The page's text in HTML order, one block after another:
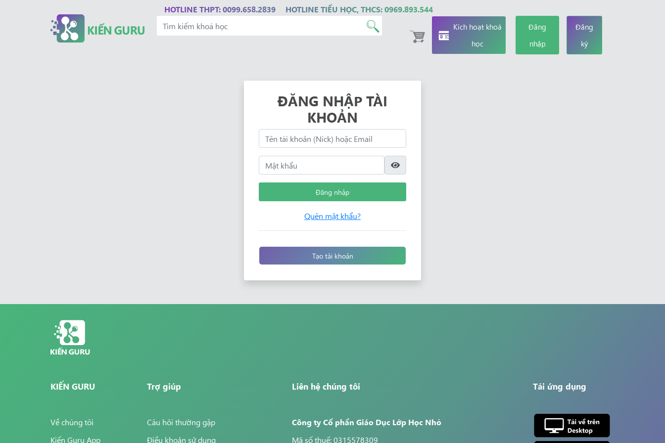
HOTLINE THPT: 0099.658.2839 HOTLINE TIỂU HỌC, THCS: 0969.893.544
Kích hoạt khoá
học
Đăng
nhập
Đăng
ký
ĐĂNG NHẬP TÀI
KHOẢN
Đăng nhập
Quên mật khẩu?
Tạo tài khoản
KIẾN GURU
Về chúng tôi
Kiến Guru App
Trợ giúp
Câu hỏi thường gặp
Điều khoản sử dụng
Liên hệ chúng tôi
Công ty Cổ phần Giáo Dục Lớp Học Nhỏ
Mã số thuế: 0315578309
Tải ứng dụng